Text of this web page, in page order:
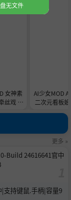
女神素
丝戏 舞
AI少女MOD A
二次元看板
更多 »
Build 24616641官中
|支持键鼠.手柄|容量9
无文件